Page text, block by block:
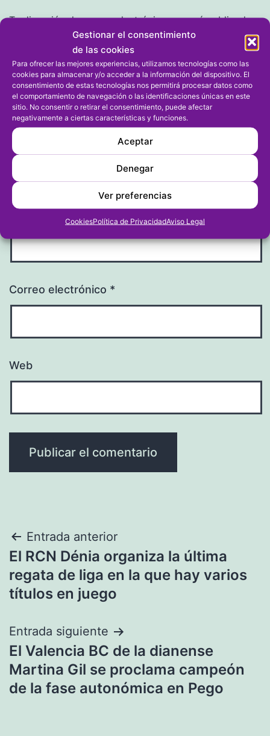
Gestionar el consentimiento
de las cookies
Para ofrecer las mejores experiencias, utilizamos tecnologías como las
cookies para almacenar y/o acceder a la información del dispositivo. El
consentimiento de estas tecnologías nos permitirá procesar datos como
el comportamiento de navegación o las identificaciones únicas en este
sitio. No consentir o retirar el consentimiento, puede afectar
negativamente a ciertas características y funciones.
Aceptar
Denegar
Ver preferencias
CookiesPolítica de PrivacidadAviso Legal
Tu dirección de correo electrónico no será publicada.
Los campos obligatorios están marcados con
Comentario*
Correo electrónico *
Web
Navegación
de
entradas
Entrada anterior
El RCN Dénia organiza la última
regata de liga en la que hay varios
títulos en juego
Entrada siguiente
El Valencia BC de la dianense
Martina Gil se proclama campeón
de la fase autonómica en Pego